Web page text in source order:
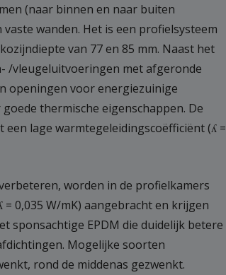
(naar binnen en naar buiten
wanden. Het is een profielsysteem
van 77 en 85 mm. Naast het
/vleugeluitvoeringen met afgeronde
openingen voor energiezuinige
thermische eigenschappen. De
lage warmtegeleidingscoëfficiënt (ʎ =
worden in de profielkamers
0,035 W/mK) aangebracht en krijgen
sponsachtige EPDM die duidelijk betere
Mogelijke soorten
rond de middenas gezwenkt.